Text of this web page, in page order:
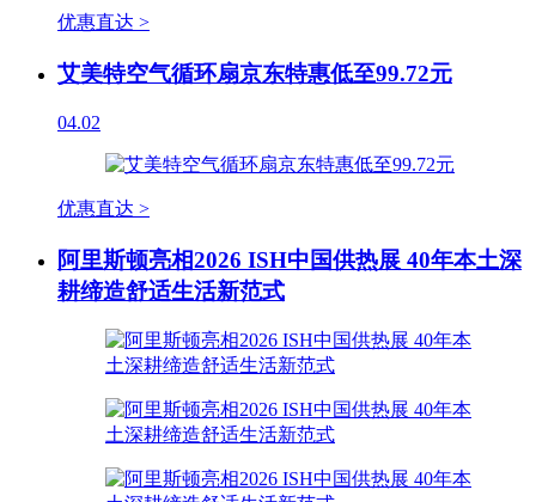
优惠直达 >
艾美特空气循环扇京东特惠低至99.72元
04.02
优惠直达 >
阿里斯顿亮相2026 ISH中国供热展 40年本土深
耕缔造舒适生活新范式